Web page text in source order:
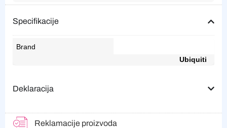
Specifikacije
Brand
Ubiquiti
Deklaracija
Reklamacije proizvoda